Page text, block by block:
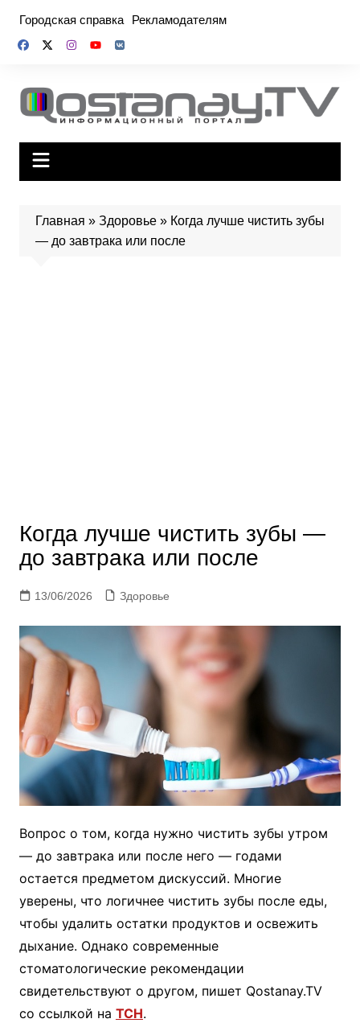
содержимому
Городская справка Рекламодателям
Главная » Здоровье» Когда лучше чистить зубы
— до завтрака или после
Когда лучше чистить зубы —
до завтрака или после
13/06/2026 Здоровье
Вопрос о том, когда нужно чистить зубы утром
— до завтрака или после него — годами
остается предметом дискуссий. Многие
уверены, что логичнее чистить зубы после еды,
чтобы удалить остатки продуктов и освежить
дыхание. Однако современные
стоматологические рекомендации
свидетельствуют о другом, пишет Qostanay.TV
со ссылкой на ТСН.